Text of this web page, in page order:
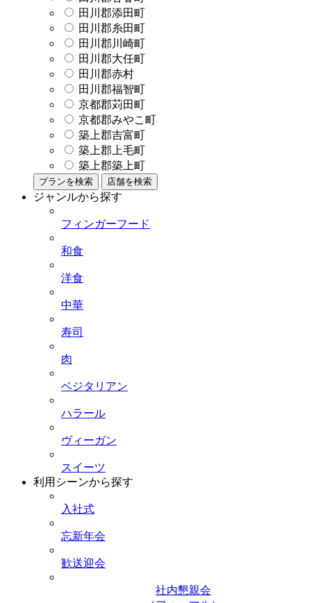
田川郡添田町
田川郡糸田町
田川郡川崎町
田川郡大任町
田川郡赤村
田川郡福智町
京都郡苅田町
京都郡みやこ町
築上郡吉富町
築上郡上毛町
築上郡築上町
プランを検索 店舗を検索
ジャンルから探す
フィンガーフード
和食
洋食
中華
寿司
肉
ベジタリアン
ハラール
ヴィーガン
スイーツ
利用シーンから探す
入社式
忘新年会
歓送迎会
社内懇親会